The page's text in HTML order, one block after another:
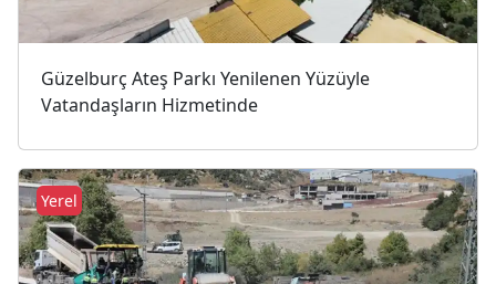
Güzelburç Ateş Parkı Yenilenen Yüzüyle
Vatandaşların Hizmetinde
Yerel